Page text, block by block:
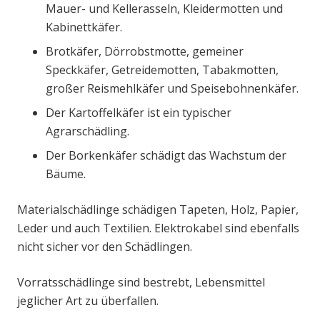
Mauer- und Kellerasseln, Kleidermotten und
Kabinettkäfer.
Brotkäfer, Dörrobstmotte, gemeiner
Speckkäfer, Getreidemotten, Tabakmotten,
großer Reismehlkäfer und Speisebohnenkäfer.
Der Kartoffelkäfer ist ein typischer
Agrarschädling.
Der Borkenkäfer schädigt das Wachstum der
Bäume.
Materialschädlinge schädigen Tapeten, Holz, Papier,
Leder und auch Textilien. Elektrokabel sind ebenfalls
nicht sicher vor den Schädlingen.
Vorratsschädlinge sind bestrebt, Lebensmittel
jeglicher Art zu überfallen.